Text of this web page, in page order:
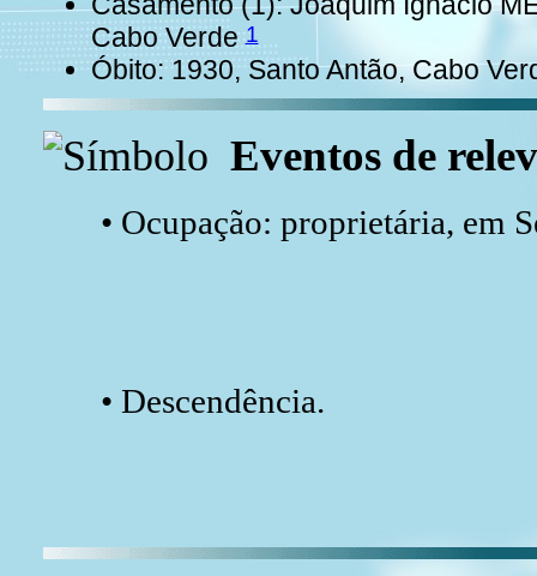
Cabo Verde1
Óbito: 1930, Santo Antão, Cabo
Eventos de
• Ocupação: proprietária, em
• Descendência.